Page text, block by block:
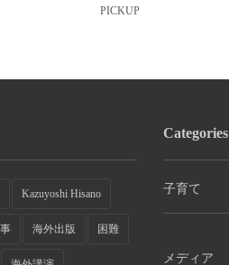
PICKUP
Kazuyoshi Hisano
海外出版 困難
Categories
子育て
メディア